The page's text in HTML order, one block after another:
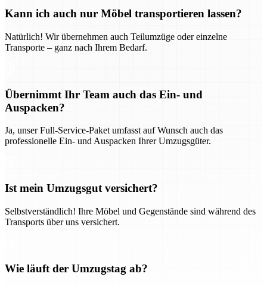
Kann ich auch nur Möbel transportieren lassen?
Natürlich! Wir übernehmen auch Teilumzüge oder einzelne
Transporte – ganz nach Ihrem Bedarf.
Übernimmt Ihr Team auch das Ein- und
Auspacken?
Ja, unser Full-Service-Paket umfasst auf Wunsch auch das
professionelle Ein- und Auspacken Ihrer Umzugsgüter.
Ist mein Umzugsgut versichert?
Selbstverständlich! Ihre Möbel und Gegenstände sind während des
Transports über uns versichert.
Wie läuft der Umzugstag ab?